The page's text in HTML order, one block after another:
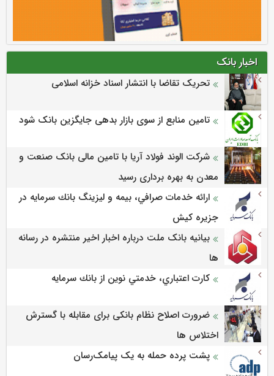
اخبار بانک
تحریک تقاضا با انتشار اسناد خزانه اسلامی
تامین منابع از سوی بازار بدهی جایگزین بانک شود
شرکت الوند فولاد آریا با تامین مالی بانک صنعت و
معدن به بهره برداری رسید
ارائه خدمات صرافي، بيمه و ليزينگ بانك سرمايه در
جزيره كيش
بیانیه بانک ملت درباره اخبار اخیر منتشره در رسانه
ها
كارت اعتباري، خدمتي نوين از بانك سرمايه
ضرورت اصلاح نظام بانکی برای مقابله با گسترش
اختلاس ها
پشت پرده حمله به یک پیامک‌رسان